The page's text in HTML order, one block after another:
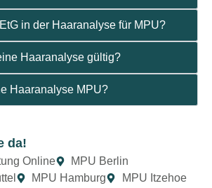
in der Haaranalyse für MPU?
Haaranalyse gültig?
Haaranalyse MPU?
da!
Online
MPU Berlin
MPU Hamburg
MPU Itzehoe